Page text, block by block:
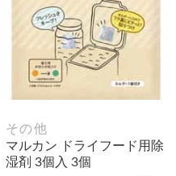
その他
マルカン ドライフード用除
湿剤 3個入 3個